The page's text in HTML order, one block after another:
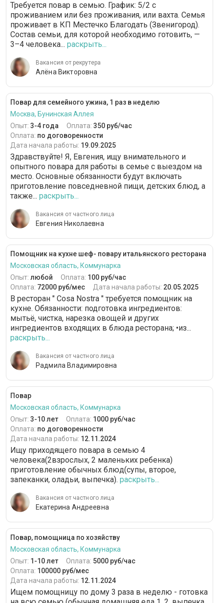
Требуется повар в семью. График: 5/2 с
проживанием или без проживания, или вахта. Семья
проживает в КП Местечко Благодать (Звенигород).
Состав семьи, для которой необходимо готовить, —
3–4 человека... раскрыть...
Вакансия от рекрутера
Алёна Викторовна
Повар для семейного ужина, 1 раз в неделю
Москва, Бунинская Аллея
Опыт: 3-4 года Оплата: 350 руб/час
Оплата: по договоренности
Дата начала работы: 19.09.2025
Здравствуйте! Я, Евгения, ищу внимательного и
опытного повара для работы в семье с выездом на
место. Основные обязанности будут включать
приготовление повседневной пищи, детских блюд, а
также... раскрыть...
Вакансия от частного лица
Евгения Николаевна
Помощник на кухне шеф- повару итальянского ресторана
Московская область, Коммунарка
Опыт: любой Оплата: 100 руб/час
Оплата: 72000 руб/мес Дата начала работы: 20.05.2025
В ресторан " Cosa Nostra " требуется помощник на
кухне. Обязанности: подготовка ингредиентов:
мытьë, чистка, нарезка овощей и других
ингредиентов входящих в блюда ресторана; •из...
раскрыть...
Вакансия от частного лица
Радмила Владимировна
Повар
Московская область, Коммунарка
Опыт: 3-10 лет Оплата: 1000 руб/час
Оплата: по договоренности
Дата начала работы: 12.11.2024
Ищу приходящего повара в семью 4
человека(2взрослых, 2 маленьких ребенка)
приготовление обычных блюд(супы, второе,
запеканки, оладьи, выпечка). раскрыть...
Вакансия от частного лица
Екатерина Андреевна
Повар, помощница по хозяйству
Московская область, Коммунарка
Опыт: 1-10 лет Оплата: 5000 руб/час
Оплата: 100000 руб/мес
Дата начала работы: 12.11.2024
Ищем помощницу по дому 3 раза в неделю - готовка